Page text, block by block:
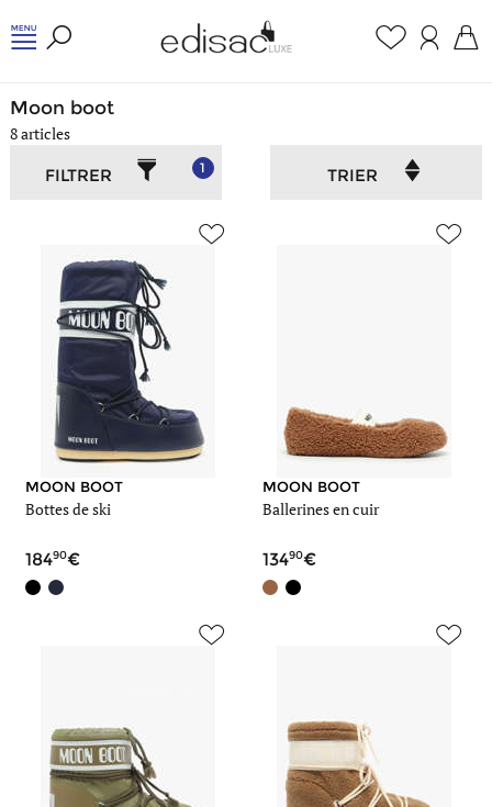
Moon boot
8 articles
FILTRER
1 TRIER
MOON BOOT
Bottes de ski
18490
MOON BOOT
Ballerines en cuir
13490